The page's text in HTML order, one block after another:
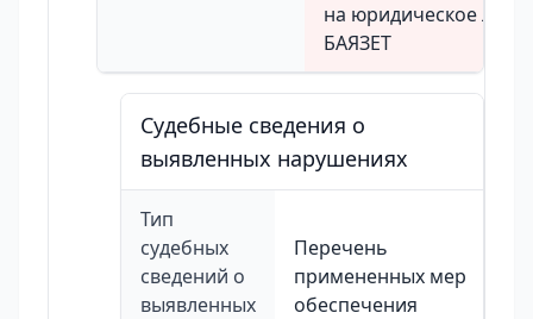
на юридическое
БАЯЗЕТ
Судебные сведения о
выявленных нарушениях
Тип
судебных
сведений о
выявленных
Перечень
примененных мер
обеспечения